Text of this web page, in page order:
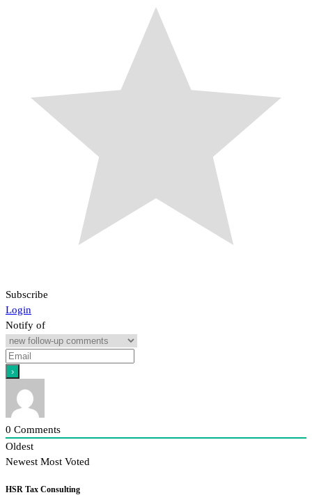
Subscribe
Login
Notify of
0 Comments
Oldest
Newest Most Voted
HSR Tax Consulting